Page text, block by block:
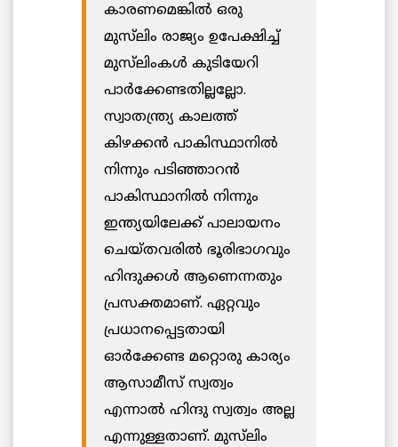
കാരണമെങ്കില്‍ ഒരു
മുസ്‌ലിം രാജ്യം ഉപേക്ഷിച്ച്
മുസ്‌ലിംകള്‍ കുടിയേറി
പാര്‍ക്കേണ്ടതില്ലല്ലോ.
സ്വാതന്ത്ര്യ കാലത്ത്
കിഴക്കന്‍ പാകിസ്ഥാനില്‍
നിന്നും പടിഞ്ഞാറന്‍
പാകിസ്ഥാനില്‍ നിന്നും
ഇന്ത്യയിലേക്ക് പാലായനം
ചെയ്തവരില്‍ ഭൂരിഭാഗവും
ഹിന്ദുക്കള്‍ ആണെന്നതും
പ്രസക്തമാണ്. ഏറ്റവും
പ്രധാനപ്പെട്ടതായി
ഓര്‍ക്കേണ്ട മറ്റൊരു കാര്യം
ആസാമീസ് സ്വത്വം
എന്നാല്‍ ഹിന്ദു സ്വത്വം അല്ല
എന്നുള്ളതാണ്. മുസ്‌ലിം